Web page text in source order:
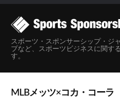
スポーツ・スポンサーシップ・ジ
プなど、スポーツビジネスに関す
す。
MLBメッツ×コカ・コー